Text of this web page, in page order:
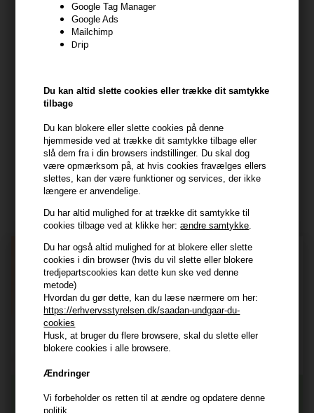
Google Tag Manager
Google Ads
Mailchimp
Drip
Du kan altid slette cookies eller trække dit samtykke
tilbage
Du kan blokere eller slette cookies på denne
hjemmeside ved at trække dit samtykke tilbage eller
slå dem fra i din browsers indstillinger. Du skal dog
være opmærksom på, at hvis cookies fravælges ellers
slettes, kan der være funktioner og services, der ikke
længere er anvendelige.
Du har altid mulighed for at trække dit samtykke til
cookies tilbage ved at klikke her:ændre samtykke.
Du har også altid mulighed for at blokere eller slette
cookies i din browser (hvis du vil slette eller blokere
tredjepartscookies kan dette kun ske ved denne
metode)
Hvordan du gør dette, kan du læse nærmere om her:
https://erhvervsstyrelsen.dk/saadan-undgaar-du-
cookies
Husk, at bruger du flere browsere, skal du slette eller
blokere cookies i alle browsere.
Ændringer
Vi forbeholder os retten til at ændre og opdatere denne
politik.
Kundeservice
CVR: 44874253
Tlf. 23839799 (hverdage 9-14)
Modtag tilbud mm
Tilmeld dig nyhedsbrev - du kan altid afmelde det igen.
TILMELD
ConsentJeg accepterer vilkår og betingelser.
Læs mere her
Husk at vi har
Gratis fragt til ved køb over 399 kr på udvalgte fragtformer
Tilmeld dig nyhedsbrevet